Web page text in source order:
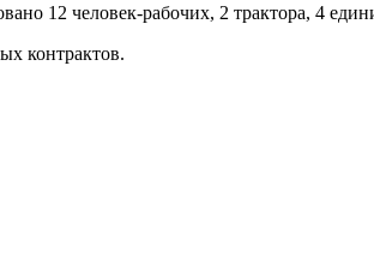
12 человек-рабочих, 2 трактора, 4
контрактов.